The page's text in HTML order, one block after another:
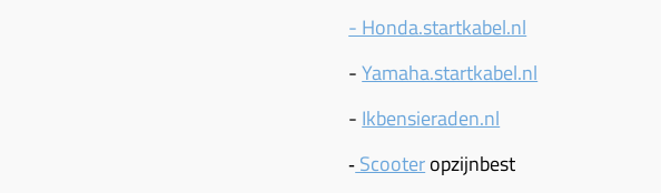
- Honda.startkabel.nl
-Yamaha.startkabel.nl
- Ikbensieraden.nl
- Scooteropzijnbest